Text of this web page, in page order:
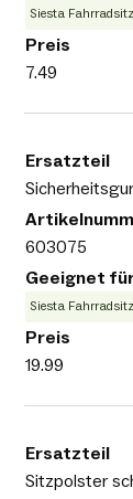
Siesta Fahrradsitz
7.49
603075
Siesta Fahrradsitz
19.99
Sitzpolster